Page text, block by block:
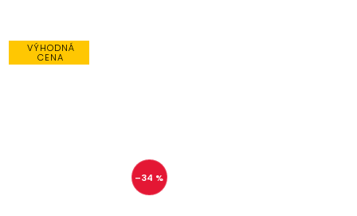
VÝHODNÁ
CENA
–34 %